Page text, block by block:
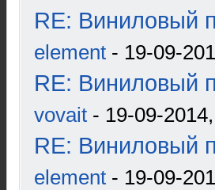
RE: Виниловый
element - 19-09-
RE: Виниловый
vovait - 19-09-
RE: Виниловый
element - 19-09-